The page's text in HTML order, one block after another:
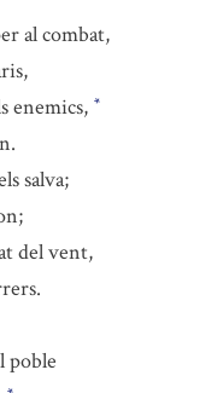
al combat,
enemics, *
salva;
del vent,
poble